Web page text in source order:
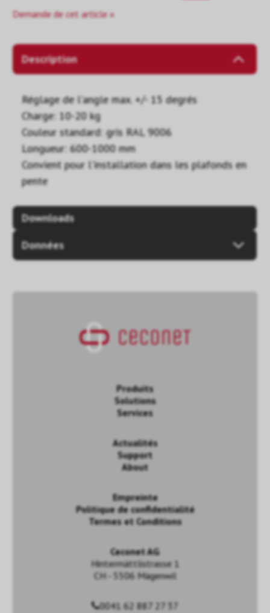
Demande de cet article »
Description
Réglage de l'angle max. +/- 15 degrés
Charge: 10-20 kg
Couleur standard: gris RAL 9006
Longueur: 600-1000 mm
Convient pour l'installation dans les plafonds en
pente
Downloads
Données
Produits
Solutions
Services
Actualités
Support
About
Empreinte
Politique de confidentialité
Termes et Conditions
Ceconet AG
Hintermättlistrasse 1
CH - 5506 Mägenwil
0041 62 887 27 37